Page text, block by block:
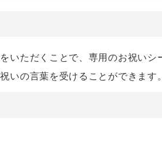
いただくことで、専用のお祝い
いの言葉を受けることができます。